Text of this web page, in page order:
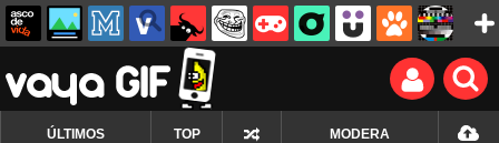
ÚLTIMOS TOP MODERA